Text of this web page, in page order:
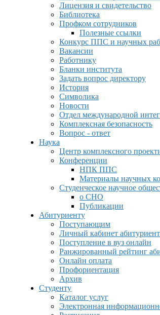
Лицензия и свидетельство
Библиотека
Профком сотрудников
Полезные ссылки
Конкурс ППС и научных
Вакансии
Работнику
Бланки института
Задать вопрос директору
История
Символика
Новости
Отдел международной
Комплексная безопасность
Вопрос - ответ
Наука
Центр комплексного
Конференции
НПК ППС
Материалы научных
Студенческое научное
о СНО
Публикации
Абитуриенту
Поступающим
Личный кабинет
Поступление в вуз онлайн
Ранжированный рейтинг
Онлайн оплата
Профориентация
Архив
Студенту
Каталог услуг
Электронная